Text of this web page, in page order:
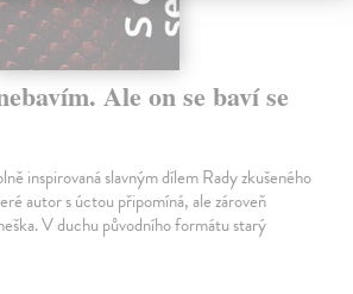
Ale on se baví se
inspirovaná slavným dílem Rady zkušeného
autor s úctou připomíná, ale zároveň
V duchu původního formátu starý